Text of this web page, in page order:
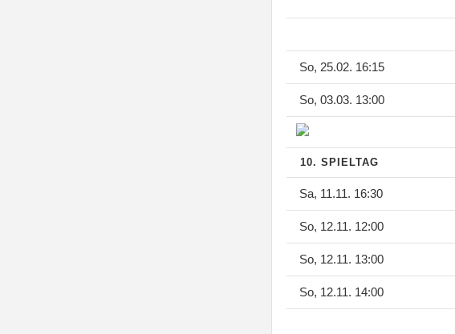
So, 25.02. 16:15
So, 03.03. 13:00
10. SPIELTAG
Sa, 11.11. 16:30
So, 12.11. 12:00
So, 12.11. 13:00
So, 12.11. 14:00